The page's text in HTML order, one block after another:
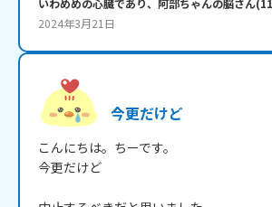
いわめめの心臓であり、阿部ちゃんの脳さん(11
2024年3月21日
今更だけど
こんにちは。ちーです。
今更だけど